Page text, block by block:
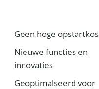
Geen hoge
Nieuwe functies en
innovaties
Geoptimalseerd voor